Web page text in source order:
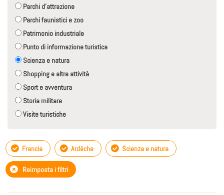
Parchi d'attrazione
Parchi faunistici e zoo
Patrimonio industriale
Punto di informazione turistica
Scienza e natura
Shopping e altre attività
Sport e avventura
Storia militare
Visite turistiche
Francia Ardèche Scienza e natura
Reimposta i filtri